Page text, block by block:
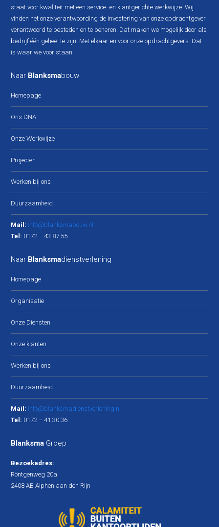
staat voor kwaliteit met een service- en klantgerichte werkwijze. Wij
vinden het onze verantwoording de investering van onze opdrachtgever
verantwoord te besteden en te beheren. Dat maken we mogelijk door als
bedrijf één geheel te zijn. Met elkaar en voor onze opdrachtgevers. Dat
is waar we voor staan.
Naar Blanksmabouw
Homepage
Ons DNA
Onze Werkwijze
Projecten
Werken bij ons
Duurzaamheid
Mail: info@blanksmabouw.nl
Tel: 0172 – 43 87 55
Naar Blanksmadienstverlening
Homepage
Organisatie
Onze Diensten
Onze klanten
Werken bij ons
Duurzaamheid
Mail: info@blanksmadienstverlening.nl
Tel: 0172 – 41 30 36
Blanksma Groep
Bezoekadres:
Röntgenweg 20a
2408 AB Alphen aan den Rijn